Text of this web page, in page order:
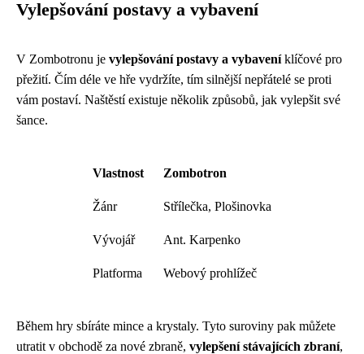
Vylepšování postavy a vybavení
V Zombotronu je vylepšování postavy a vybaveníklíčové pro
přežití. Čím déle ve hře vydržíte, tím silnější nepřátelé se proti
vám postaví. Naštěstí existuje několik způsobů, jak vylepšit své
šance.
Vlastnost Zombotron
Žánr Střílečka, Plošinovka
Vývojář Ant. Karpenko
Platforma Webový prohlížeč
Během hry sbíráte mince a krystaly. Tyto suroviny pak můžete
utratit v obchodě za nové zbraně, vylepšení stávajících zbraní,